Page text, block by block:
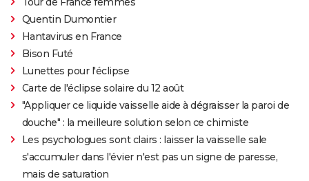
Quentin Dumontier
Hantavirus en France
Bison Futé
Lunettes pour l'éclipse
Carte de l'éclipse solaire du 12 août
"Appliquer ce liquide vaisselle aide à dégraisser la paroi de
douche" : la meilleure solution selon ce chimiste
Les psychologues sont clairs : laisser la vaisselle sale
s'accumuler dans l'évier n'est pas un signe de paresse,
mais de saturation